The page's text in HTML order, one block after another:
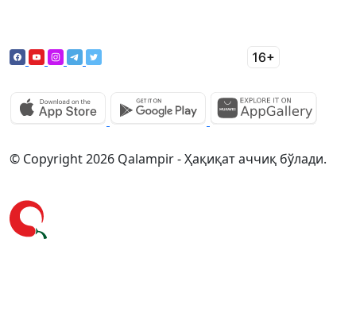
© Copyright 2026 Qalampir - Ҳақиқат аччиқ бўлади.